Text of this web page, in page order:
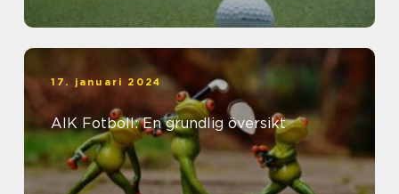
17. januari 2024
AIK Fotboll: En grundlig översikt